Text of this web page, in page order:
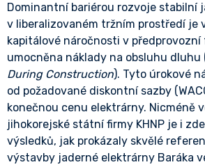
Dominantní bariérou rozvoje stabilní
v liberalizovaném tržním prostředí je
kapitálové náročnosti v předprovozní
umocněna náklady na obsluhu dluhu
During Construction). Tyto úrokové
od požadované diskontní sazby
konečnou cenu elektrárny. Nicméně
jihokorejské státní firmy KHNP je i
výsledků, jak prokázaly skvělé
výstavby jaderné elektrárny Baráka